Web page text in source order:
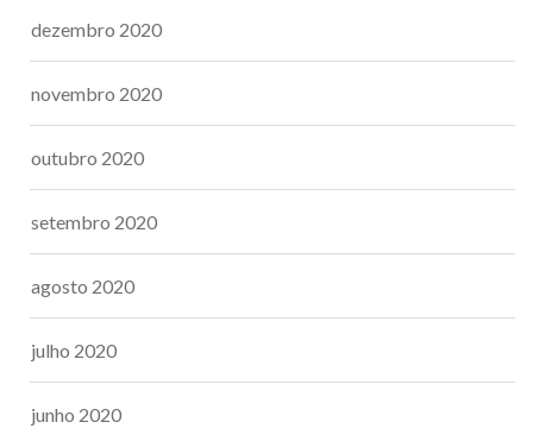
dezembro 2020
novembro 2020
outubro 2020
setembro 2020
agosto 2020
julho 2020
junho 2020